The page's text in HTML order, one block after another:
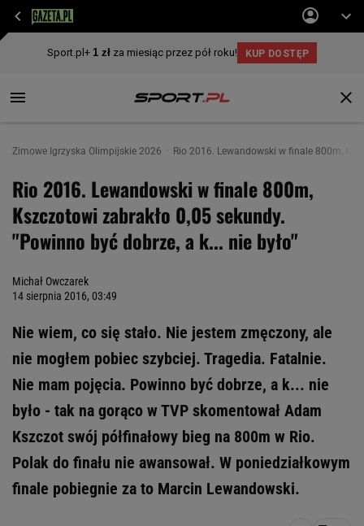
Zimowe Igrzyska Olimpijskie 2026 Rio 2016. Lewandowski w finale 800m,
Rio 2016. Lewandowski w finale 800m,
Kszczotowi zabrakło 0,05 sekundy.
"Powinno być dobrze, a k... nie było"
Michał Owczarek
14 sierpnia 2016, 03:49
Nie wiem, co się stało. Nie jestem zmęczony, ale
nie mogłem pobiec szybciej. Tragedia. Fatalnie.
Nie mam pojęcia. Powinno być dobrze, a k... nie
było - tak na gorąco w TVP skomentował Adam
Kszczot swój półfinałowy bieg na 800m w Rio.
Polak do finału nie awansował. W poniedziałkowym
finale pobiegnie za to Marcin Lewandowski.